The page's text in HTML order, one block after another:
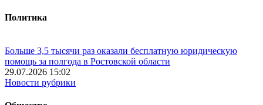
Политика
Больше 3,5 тысячи раз оказали бесплатную юридическую
помощь за полгода в Ростовской области
29.07.2026 15:02
Новости рубрики